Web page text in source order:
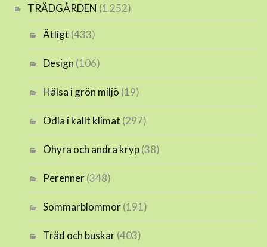
TRÄDGÅRDEN (1 252)
Ätligt (433)
Design (106)
Hälsa i grön miljö (19)
Odla i kallt klimat (297)
Ohyra och andra kryp(38)
Perenner(348)
Sommarblommor(191)
Träd och buskar(403)